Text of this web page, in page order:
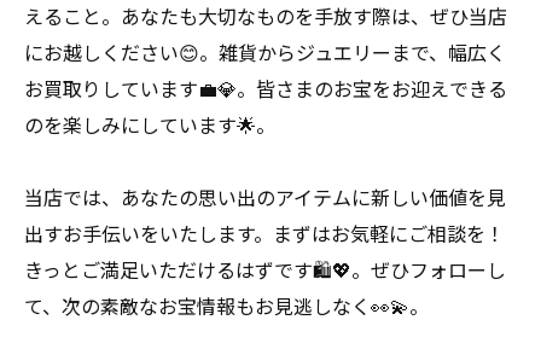
えること。あなたも大切なものを手放す際は、ぜひ当店
にお越しください😊。雑貨からジュエリーまで、幅広く
お買取りしています💼💎。皆さまのお宝をお迎えできる
のを楽しみにしています🌟。
当店では、あなたの思い出のアイテムに新しい価値を見
出すお手伝いをいたします。まずはお気軽にご相談を！
きっとご満足いただけるはずです🛍️💖。ぜひフォローし
て、次の素敵なお宝情報もお見逃しなく👀💫。